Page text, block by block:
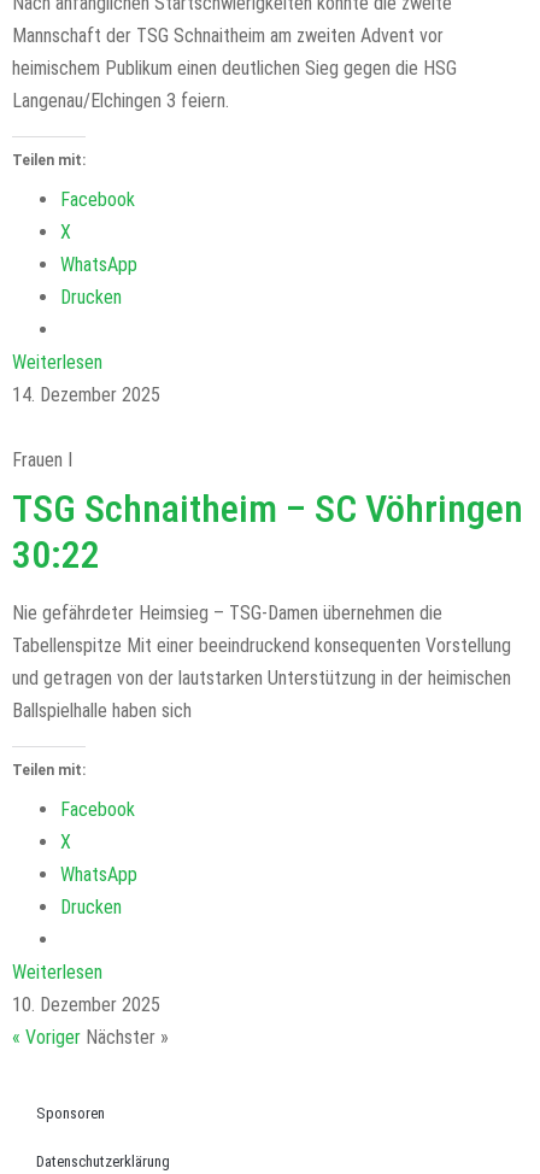
Mannschaft der TSG Schnaitheim am zweiten Advent vor
heimischem Publikum einen deutlichen Sieg gegen die HSG
Langenau/Elchingen 3 feiern.
Teilen mit:
Facebook
X
WhatsApp
Drucken
Weiterlesen
14. Dezember 2025
Frauen I
TSG Schnaitheim – SC Vöhringen
30:22
Nie gefährdeter Heimsieg – TSG-Damen übernehmen die
Tabellenspitze Mit einer beeindruckend konsequenten Vorstellung
und getragen von der lautstarken Unterstützung in der heimischen
Ballspielhalle haben sich
Teilen mit:
Facebook
X
WhatsApp
Drucken
Weiterlesen
10. Dezember 2025
« Voriger Nächster »
Sponsoren
Datenschutzerklärung